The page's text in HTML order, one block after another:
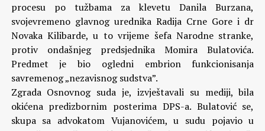
procesu po tužbama za klevetu Danila Burzana,
svojevremeno glavnog urednika Radija Crne Gore i dr
Novaka Kilibarde, u to vrijeme šefa Narodne stranke,
protiv ondašnjeg predsjednika Momira Bulatovića.
Predmet je bio ogledni embrion funkcionisanja
savremenog „nezavisnog sudstva”.
Zgrada Osnovnog suda je, izvještavali su mediji, bila
okićena predizbornim posterima DPS-a. Bulatović se,
skupa sa advokatom Vujanovićem, u sudu pojavio u